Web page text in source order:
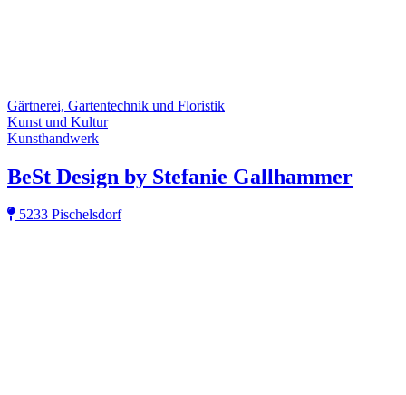
Gärtnerei, Gartentechnik und Floristik
Kunst und Kultur
Kunsthandwerk
BeSt Design by Stefanie Gallhammer
5233 Pischelsdorf